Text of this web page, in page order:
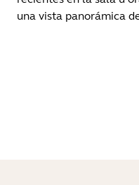
una vista panorámica